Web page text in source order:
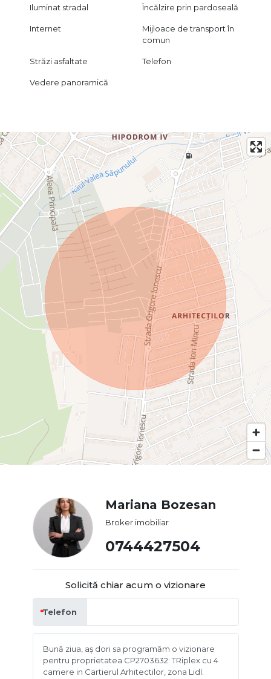
Iluminat stradal Încălzire prin pardoseală
Internet
Mijloace de transport în
comun
Străzi asfaltate Telefon
Vedere panoramică
Mariana Bozesan
Broker imobiliar
0744427504
Solicită chiar acum o vizionare
Telefon